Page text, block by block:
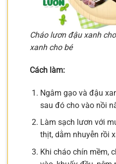
Cháo lươn đậu xanh
xanh cho bé
Cách làm:
Ngâm gạo và đậu
sau đó cho vào nồi
Làm sạch lươn với
thịt, dằm nhuyễn rồi
Khi cháo chín mềm,